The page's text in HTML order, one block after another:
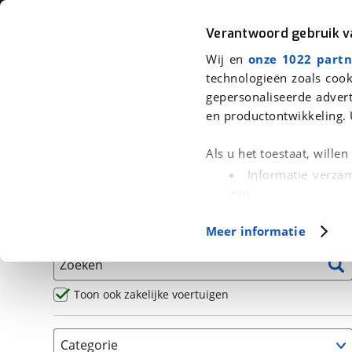
Verantwoord gebruik
Wij en onze 1022
technologieën zoals
gepersonaliseerde
en productontwikkeling.
Als u het toestaat, willen
Informatie
(fingerprinting)
in. U
Cookieverklaring.
Met cookies en
Functionele cookies
Meer informatie
Auto Fiets Motor
We hebben 2 motoren voor je
Zoeken
Toon ook zakelijke voertuigen
Categorie